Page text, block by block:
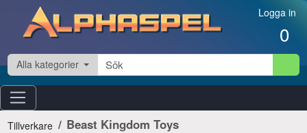
Hoppa till innehåll Logga in
0
Alla kategorier
Tillverkare Beast Kingdom Toys